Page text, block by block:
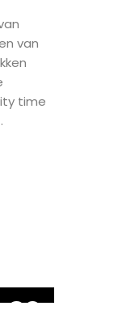
van
time
29